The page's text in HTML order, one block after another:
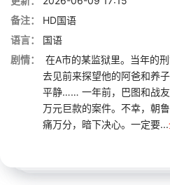
备注：
HD国语
语言：
国语
剧情：
在A市的某监狱里。当年的
去见前来探望他的阿爸和养
平静…… 一年前，巴图和战
万元巨款的案件。不幸，朝
痛万分，暗下决心。一定要...